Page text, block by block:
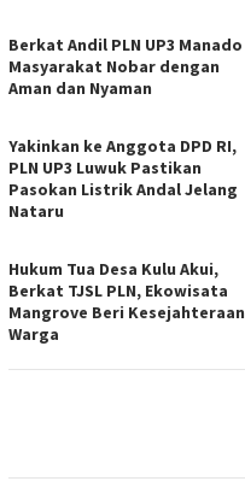
Berkat Andil PLN UP3 Manado
Masyarakat Nobar dengan
Aman dan Nyaman
Yakinkan ke Anggota DPD RI,
PLN UP3 Luwuk Pastikan
Pasokan Listrik Andal Jelang
Nataru
Hukum Tua Desa Kulu Akui,
Berkat TJSL PLN, Ekowisata
Mangrove Beri Kesejahteraan
Warga